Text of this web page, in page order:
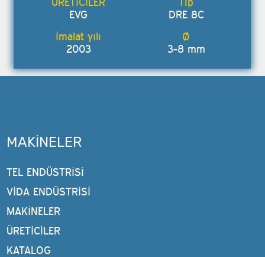
EVG DRE 8C
2003 3-8 mm
MAKINELER
TEL ENDÜSTRISI
VIDA ENDÜSTRISI
MAKINELER
ÜRETİCİLER
KATALOG